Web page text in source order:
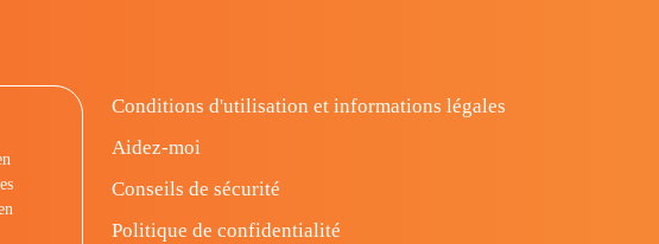
Conditions d'utilisation et informations légales
Aidez-moi
Conseils de sécurité
Politique de confidentialité